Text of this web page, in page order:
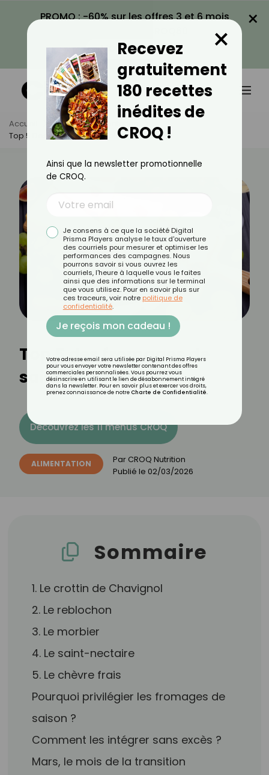
PROMO : -60% sur les offres 3 et 6 mois
VOIR LA PROMO
×
Accueil Actus
Alimentation
Top 5 Des Fromages De Saison De Mars
Top 5 des fromages de
saison de mars
Découvrez les 11 menus CROQ
ALIMENTATION Par CROQ Nutrition
Publié le 02/03/2026
Sommaire
1. Le crottin de Chavignol
2. Le reblochon
3. Le morbier
4. Le saint-nectaire
5. Le chèvre frais
Pourquoi privilégier les fromages de
saison ?
Comment les intégrer sans excès ?
Mars, le mois de la transition
Recevez
gratuitement
180 recettes
inédites de
CROQ !
×
Ainsi que la newsletter promotionnelle
de CROQ.
Je consens à ce que la société Digital
Prisma Players analyse le taux d'ouverture
des courriels pour mesurer et optimiser les
performances des campagnes. Nous
pourrons savoir si vous ouvrez les
courriels, l'heure à laquelle vous le faites
ainsi que des informations sur le terminal
que vous utilisez. Pour en savoir plus sur
ces traceurs, voir notre politique de
confidentialité.
Je reçois mon cadeau !
Votre adresse email sera utilisée par Digital Prisma Players
pour vous envoyer votre newsletter contenant des offres
commerciales personnalisées. Vous pourrez vous
désinscrire en utilisant le lien de désabonnement intégré
dans la newsletter. Pour en savoir plus et exercer vos droits,
prenez connaissance de notre Charte de Confidentialité.